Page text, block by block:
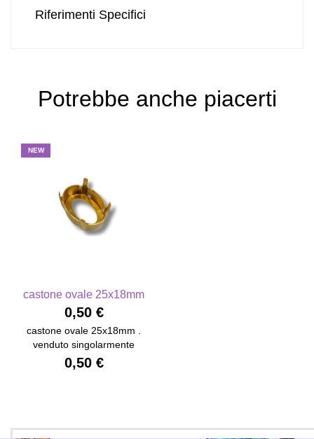
Riferimenti Specifici
Potrebbe anche piacerti
NEW
castone ovale 25x18mm
0,50 €
castone ovale 25x18mm .
venduto singolarmente
0,50 €